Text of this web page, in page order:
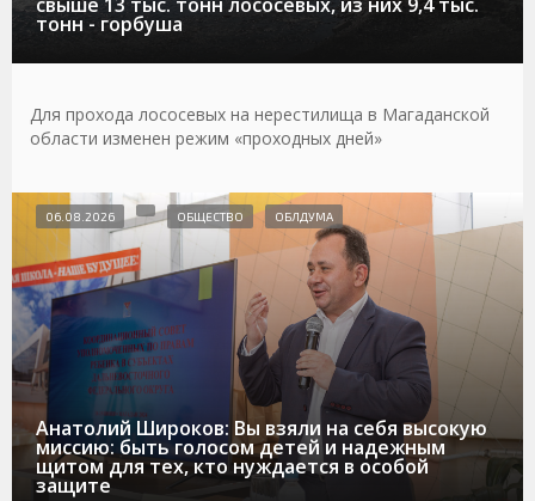
тонн - горбуша
Для прохода лососевых на нерестилища в Магаданской
области изменен режим «проходных дней»
Анатолий Широков: Вы взяли на себя высокую
миссию: быть голосом детей и надежным
щитом для тех, кто нуждается в особой
защите
06.08.2026 ОБЩЕСТВО ОБЛДУМА